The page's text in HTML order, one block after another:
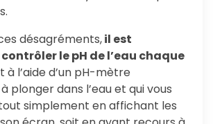
désagréments,il est
le pH de l’eau chaque
à l’aide d’un pH-mètre
plonger dans l’eau et qui vous
simplement en affichant les